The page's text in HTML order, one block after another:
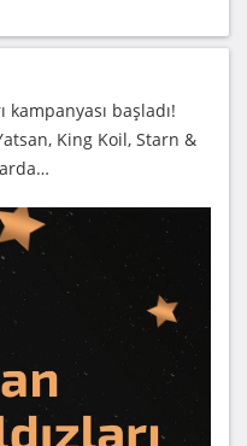
kampanyası başladı!
King Koil, Starn &